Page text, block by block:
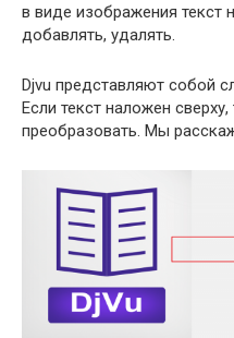
в виде изображения текст
добавлять, удалять.
Djvu представляют собой
Если текст наложен
преобразовать. Мы